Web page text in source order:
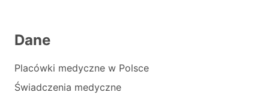
Dane
Placówki medyczne w Polsce
Świadczenia medyczne